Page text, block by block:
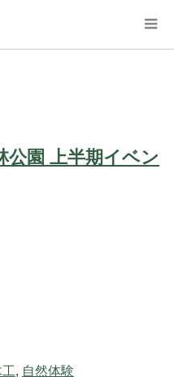
公園 上半期イベン
, 自然体験